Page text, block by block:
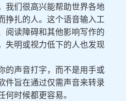
我们很高兴能帮助世界各地
挣扎的人。这个语音输入工
阅读障碍和其他影响写作的
失明或视力低下的人也发现
的声音打字，而不是用手或
件旨在通过仅需声音来转录
时候都更容易。